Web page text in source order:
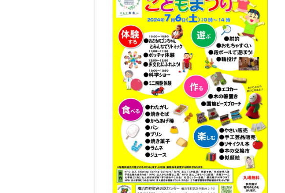
ウ
ィ
ン
ド
ウ
で
開
き
ま
す